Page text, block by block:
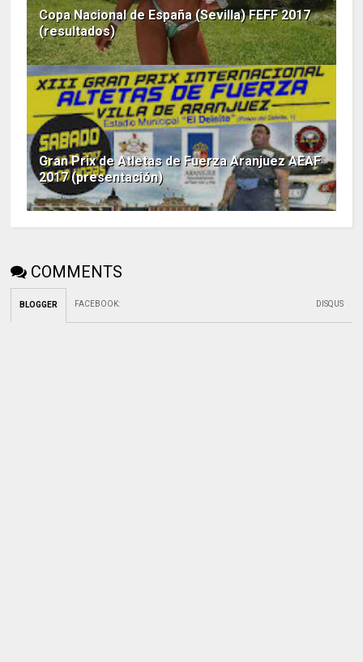
Copa Nacional de España (Sevilla) FEFF 2017
(resultados)
Gran Prix de Atletas de Fuerza Aranjuez AEAF
2017 (presentación)
COMMENTS
BLOGGER FACEBOOK: DISQUS